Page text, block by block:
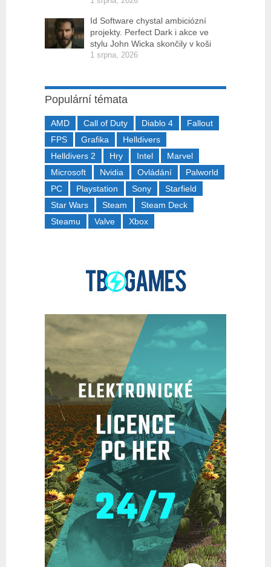
Id Software chystal ambiciózní
projekty. Perfect Dark i akce ve
stylu John Wicka skončily v koši
1 srpna, 2026
Populární témata
AMD Call of Duty Diablo 4
Fallout
FPS
Grafika
Helldivers
Helldivers 2
Hry Intel
Marvel
Microsoft
Nvidia Ovládání
Palworld
PC
Playstation Sony
Starfield
Star Wars
Steam
Steam Deck
Steamu
Valve Xbox